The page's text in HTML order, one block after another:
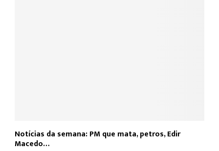
Notícias da semana: PM que mata, petros, Edir
Macedo…